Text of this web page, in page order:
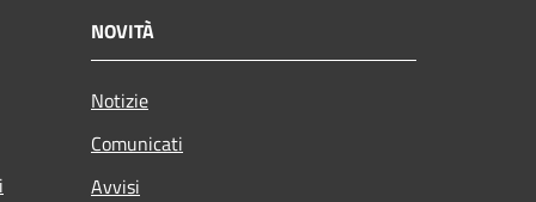
NOVITÀ
Notizie
Comunicati
Avvisi